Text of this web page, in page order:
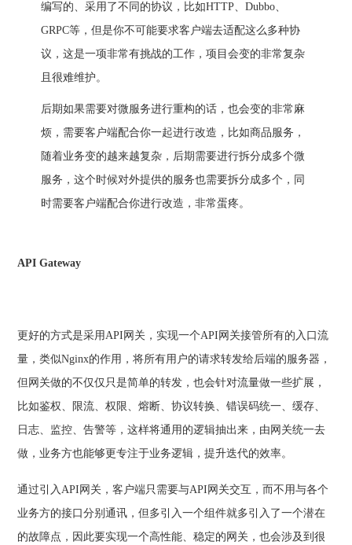
编写的、采用了不同的协议，比如HTTP、Dubbo、
GRPC等，但是你不可能要求客户端去适配这么多种协
议，这是一项非常有挑战的工作，项目会变的非常复杂
且很难维护。
后期如果需要对微服务进行重构的话，也会变的非常麻
烦，需要客户端配合你一起进行改造，比如商品服务，
随着业务变的越来越复杂，后期需要进行拆分成多个微
服务，这个时候对外提供的服务也需要拆分成多个，同
时需要客户端配合你进行改造，非常蛋疼。
API Gateway
更好的方式是采用API网关，实现一个API网关接管所有的入口流
量，类似Nginx的作用，将所有用户的请求转发给后端的服务器，
但网关做的不仅仅只是简单的转发，也会针对流量做一些扩展，
比如鉴权、限流、权限、熔断、协议转换、错误码统一、缓存、
日志、监控、告警等，这样将通用的逻辑抽出来，由网关统一去
做，业务方也能够更专注于业务逻辑，提升迭代的效率。
通过引入API网关，客户端只需要与API网关交互，而不用与各个
业务方的接口分别通讯，但多引入一个组件就多引入了一个潜在
的故障点，因此要实现一个高性能、稳定的网关，也会涉及到很